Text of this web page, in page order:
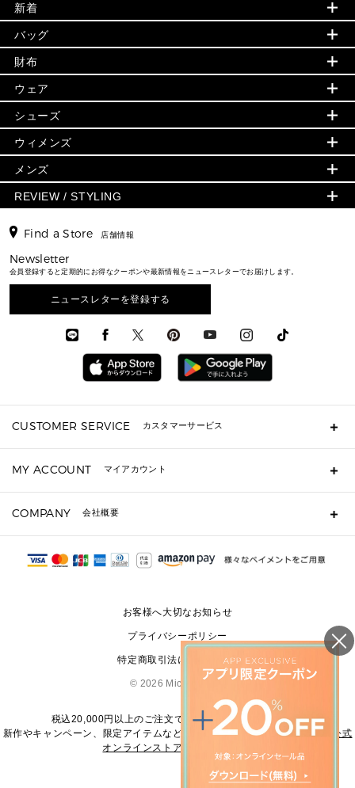
▶ ウィメンズ
バッグ
財布
小物
シューズ・靴
ウェア
アクセサリー
時計
▶ メンズ
バッグ
ウェア
アクセサリー
PRODUCT OF THE MONTH - 今月の特別価格
再値下げアイテム
追加アイテム
旗艦店からアウトレットに入荷
▶ ウィメンズすべて(ウェア・シューズ除く)
バッグ
財布・小物
ウェア
シューズ
時計・ジュエリー
アクセサリー
メンズ バッグ
メンズ シューズ
メンズ ウェア
メンズ 時計・その他
新着
夏のスタイル
▶ すべて
▶ ウィメンズすべて
バッグ
財布・小物
アクセサリー
フレグランス
シューズ
▶ メンズすべて
メンズバッグ
メンズ財布・小物
メンズアクセサリー
メンズウェア
バッグ
人気の定番アイテム
日本限定 - バッグ
▶ ウィメンズすべて
ハンドバッグ・サッチェル
トートバッグ
ショルダーバッグ
クロスボディ・斜め掛け
トラベル
通勤・通学アイテム
3 IN 1 / 2 IN 1 バッグ
▶ メンズすべて
財布
日本限定 - 財布・小物
▶ ウィメンズすべて
GREENWICH
ミニ財布・フラグメントケース
折り財布(二つ折り・三つ折り)
長財布
▶ メンズすべて
お財布レビュー ▸
ウェア
▶ ウィメンズすべて
トップス
スカート・パンツ
ワンピース・ドレス
ジャケット・アウター
▶ メンズすべて
シューズ
▶ ウィメンズすべて
サンダル
スニーカー
▶ メンズすべて
シューズレビュー ▸
ウィメンズ
人気の定番アイテム
▶ ウィメンズすべて
新着
日本限定
▶ バッグすべて
通勤・通学アイテム
ミニ財布・フラグメントケース
▶ 小物すべて
定期ケース・カードケース・名刺入れ
▶ シューズ・靴
サンダル
スニーカー
メンズ
▶ メンズすべて
財布・小物
時計・ジュエリー
アクセサリー
REVIEW / STYLING
▶ すべて
エディターレビュー
Find a Store 店舗情報
Newsletter
会員登録すると定期的にお得なクーポンや最新情報をニュースレターでお届けします。
ニュースレターを登録する
CUSTOMER SERVICE カスタマーサービス
ギフト用にラッピングができますか？
ショッピングバッグを購入商品分送ってもらえますか？
注文後に完了メールが受信できないのですが？
サイズ交換はできますか？
MY ACCOUNT マイアカウント
COMPANY 会社概要
会社概要
お客様へ大切なお知らせ
プライバシーポリシー
特定商取引法に基づく表記
© 2026 Michael Kors
税込20,000円以上のご注文で送料無料にてお届けします
新作やキャンペーン、限定アイテムなどの最新情報は、マイケル・コース公式
オンラインストア